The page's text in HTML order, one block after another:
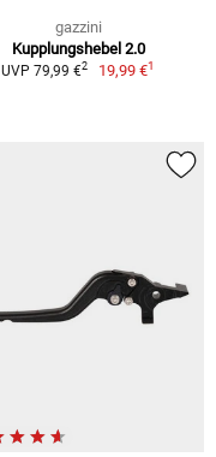
gazzini
Kupplungshebel 2.0
UVP 79,99 €2 19,99 €1